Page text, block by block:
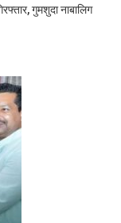
गुमशुदा नाबालिग